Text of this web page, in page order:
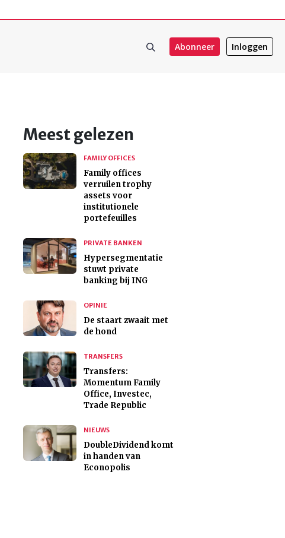
Abonneer Inloggen
Meest gelezen
FAMILY OFFICES
Family offices
verruilen trophy
assets voor
institutionele
portefeuilles
PRIVATE BANKEN
Hypersegmentatie
stuwt private
banking bij ING
OPINIE
De staart zwaait met
de hond
TRANSFERS
Transfers:
Momentum Family
Office, Investec,
Trade Republic
NIEUWS
DoubleDividend komt
in handen van
Econopolis